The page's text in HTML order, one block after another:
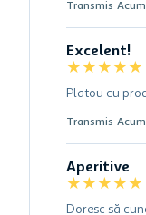
Transmis
★ ★ ★ ★ ★
Excelent!
Transmis
Platou cu
★ ★ ★ ★ ★
Aperitive
Doresc să